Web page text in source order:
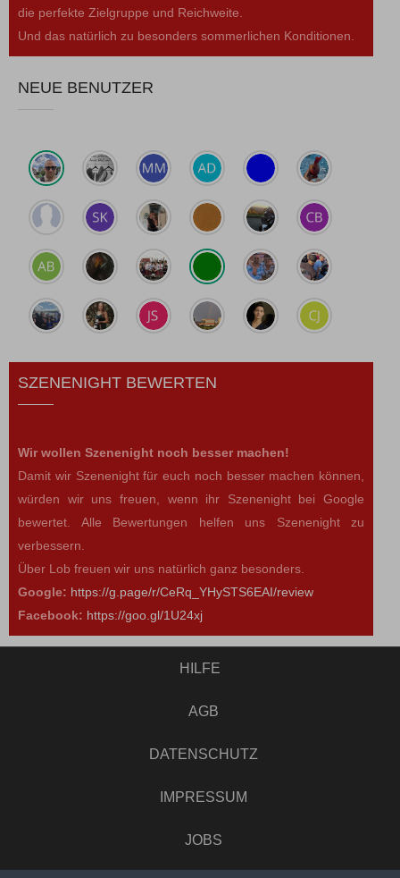
die perfekte Zielgruppe und Reichweite.
Und das natürlich zu besonders sommerlichen Konditionen.
NEUE BENUTZER
SZENENIGHT BEWERTEN
Wir wollen Szenenight noch besser machen!
Damit wir Szenenight für euch noch besser machen können,
würden wir uns freuen, wenn ihr Szenenight bei Google
bewertet. Alle Bewertungen helfen uns Szenenight zu
verbessern.
Über Lob freuen wir uns natürlich ganz besonders.
Google: https://g.page/r/CeRq_YHySTS6EAI/review
Facebook: https://goo.gl/1U24xj
HILFE
AGB
DATENSCHUTZ
IMPRESSUM
JOBS